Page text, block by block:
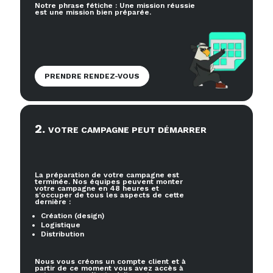
Notre phrase fétiche : Une mission réussie
est une mission bien préparée.
PRENDRE RENDEZ-VOUS
2. VOTRE CAMPAGNE PEUT DÉMARRER
La préparation de votre campagne est
terminée. Nos équipes peuvent monter
votre campagne en 48 heures et
s'occuper de tous les aspects de cette
dernière :
Création (design)
Logistique
Distribution
Nous vous créons un compte client et à
partir de ce moment vous avez accès à